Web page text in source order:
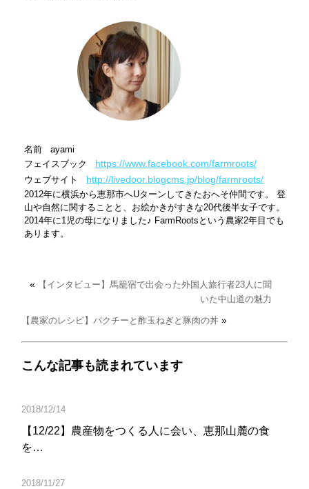
名前 ayami
フェイスブック https://www.facebook.com/farmroots/
ウェブサイト http://livedoor.blogcms.jp/blog/farmroots/
2012年に横浜から恵那市へUターンしてきたおへそ仲間です。 登
山や自然に関することと、お絵かきがすきな20代後半女子です。
2014年に1児の母になりました♪ FarmRootsという農家2年目でも
あります。
«
【インタビュー】馬籠宿で出会った外国人旅行者23人に聞
いた中山道の魅力
【農家のレシピ】パクチーと酢玉ねぎと豚肉の丼 »
こんな記事も読まれています
2018/12/14
【12/22】農産物をつくる人に会い、恵那山麓の食
を…
2018/11/27